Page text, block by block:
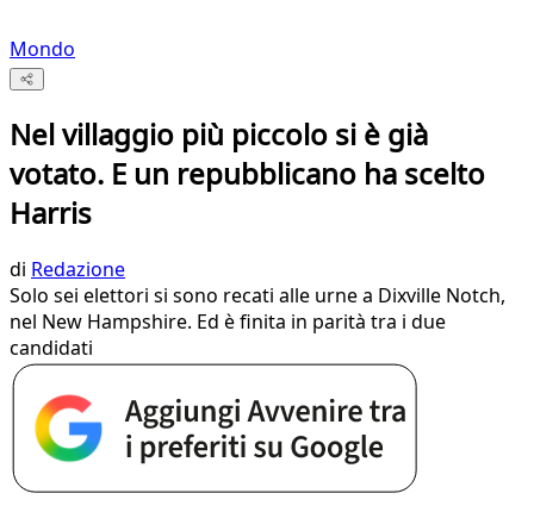
Mondo
Nel villaggio più piccolo si è già
votato. E un repubblicano ha scelto
Harris
di Redazione
Solo sei elettori si sono recati alle urne a Dixville Notch,
nel New Hampshire. Ed è finita in parità tra i due
candidati